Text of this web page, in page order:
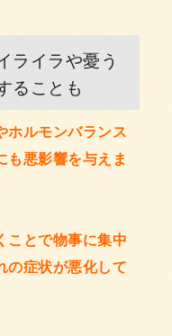
ライラや憂う
ることも
ホルモンバランス
も悪影響を与えま
ことで物事に集中
の症状が悪化して